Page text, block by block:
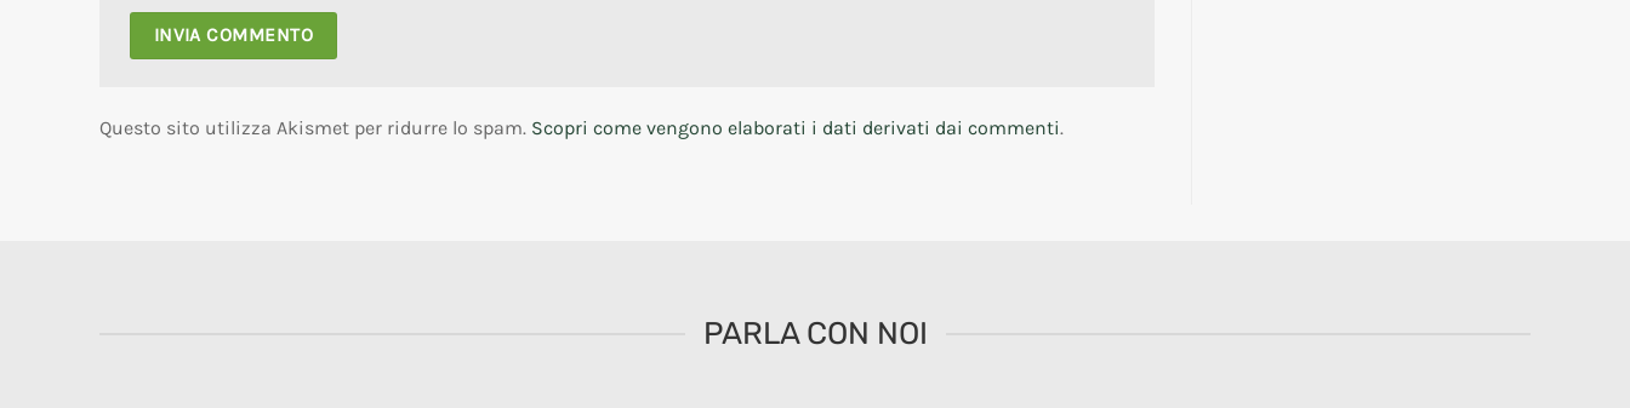
Questo sito utilizza Akismet per ridurre lo spam. Scopri come vengono elaborati i dati derivati dai commenti.
PARLA CON NOI